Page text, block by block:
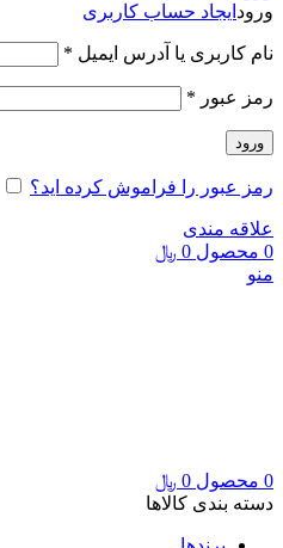
ورود ایجاد حساب کاربری
نام کاربری یا آدرس ایمیل *
رمز عبور *
ورود
رمز عبور را فراموش کرده اید؟
علاقه مندی
0 محصول 0 ﷼
منو
0 محصول 0 ﷼
دسته بندی کالاها